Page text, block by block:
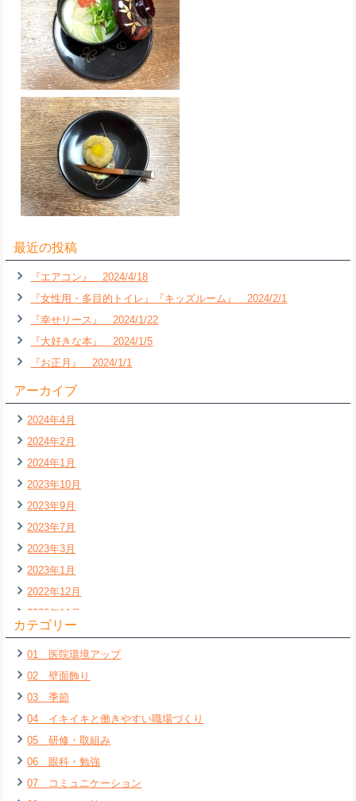
最近の投稿
『エアコン』 2024/4/18
『女性用・多目的トイレ』『キッズルーム』 2024/2/1
『幸せリース』 2024/1/22
『大好きな本』 2024/1/5
『お正月』 2024/1/1
アーカイブ
2024年4月
2024年2月
2024年1月
2023年10月
2023年9月
2023年7月
2023年3月
2023年1月
2022年12月
2022年11月
2022年7月
2022年6月
2022年5月
2022年4月
2022年3月
2022年2月
2022年1月
2021年12月
カテゴリー
01 医院環境アップ
02 壁面飾り
03 季節
04 イキイキと働きやすい職場づくり
05 研修・取組み
06 眼科・勉強
07 コミュニケーション